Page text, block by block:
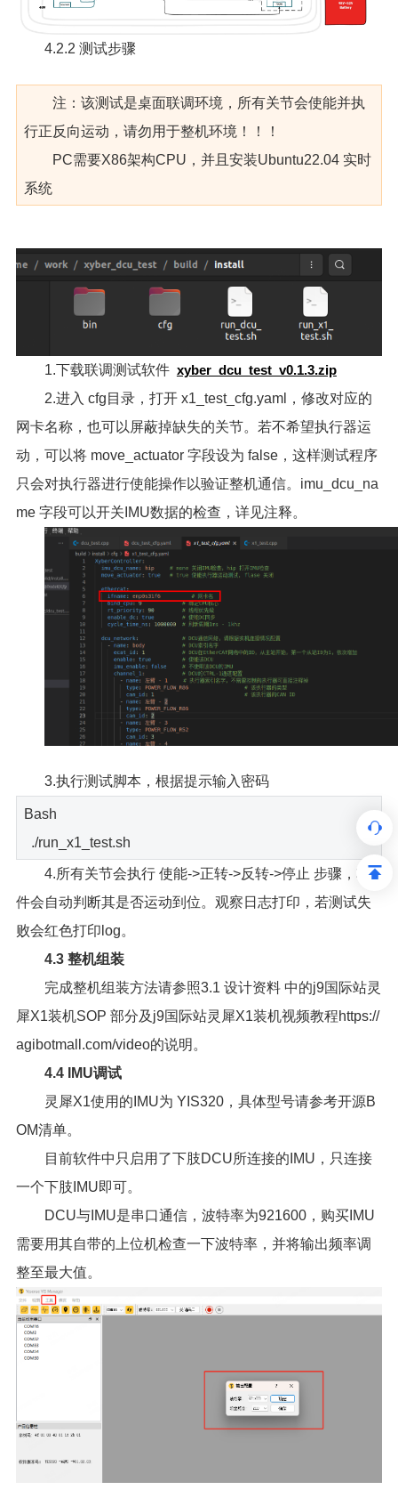
4.2.2 测试步骤
注：该测试是桌面联调环境，所有关节会使能并执
行正反向运动，请勿用于整机环境！！！
PC需要X86架构CPU，并且安装Ubuntu22.04 实时
系统
1.下载联调测试软件 xyber_dcu_test_v0.1.3.zip
2.进入 cfg目录，打开 x1_test_cfg.yaml，修改对应的
网卡名称，也可以屏蔽掉缺失的关节。若不希望执行器运
动，可以将 move_actuator 字段设为 false，这样测试程序
只会对执行器进行使能操作以验证整机通信。imu_dcu_na
me 字段可以开关IMU数据的检查，详见注释。
3.执行测试脚本，根据提示输入密码
Bash
./run_x1_test.sh
4.所有关节会执行 使能->正转->反转->停止 步骤，软
件会自动判断其是否运动到位。观察日志打印，若测试失
败会红色打印log。
4.3 整机组装
完成整机组装方法请参照3.1 设计资料 中的j9国际站灵
犀X1装机SOP 部分及j9国际站灵犀X1装机视频教程https://
agibotmall.com/video的说明。
4.4 IMU调试
灵犀X1使用的IMU为 YIS320，具体型号请参考开源B
OM清单。
目前软件中只启用了下肢DCU所连接的IMU，只连接
一个下肢IMU即可。
DCU与IMU是串口通信，波特率为921600，购买IMU
需要用其自带的上位机检查一下波特率，并将输出频率调
整至最大值。